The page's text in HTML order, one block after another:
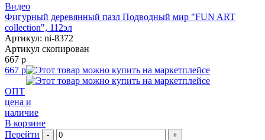
Видео
Фигурный деревянный пазл Подводный мир "FUN ART
collection", 112эл
Артикул: ni-8372
Артикул скопирован
667 р
667 р
ОПТ
цена и
наличие
В корзине
Перейти
- +